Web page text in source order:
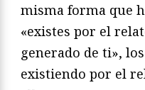
misma forma que
«existes por el
generado de ti»,
existiendo por el